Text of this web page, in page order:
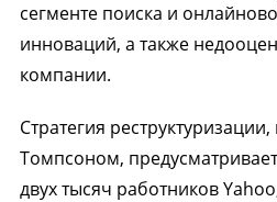
сегменте поиска и
инноваций, а также
компании.
Стратегия
Томпсоном,
двух тысяч работников